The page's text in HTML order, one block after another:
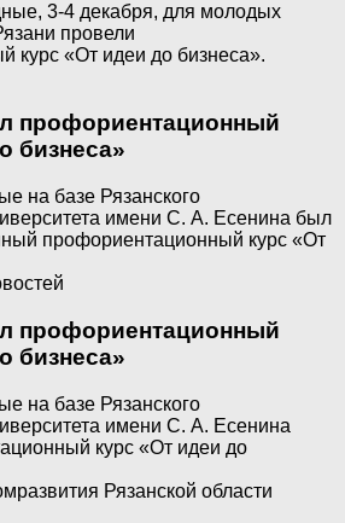
3-4 декабря, для молодых
провели
курс «От идеи до бизнеса».
профориентационный
бизнеса»
на базе Рязанского
имени С. А. Есенина был
профориентационный курс «От
профориентационный
бизнеса»
на базе Рязанского
имени С. А. Есенина
курс «От идеи до
Рязанской области